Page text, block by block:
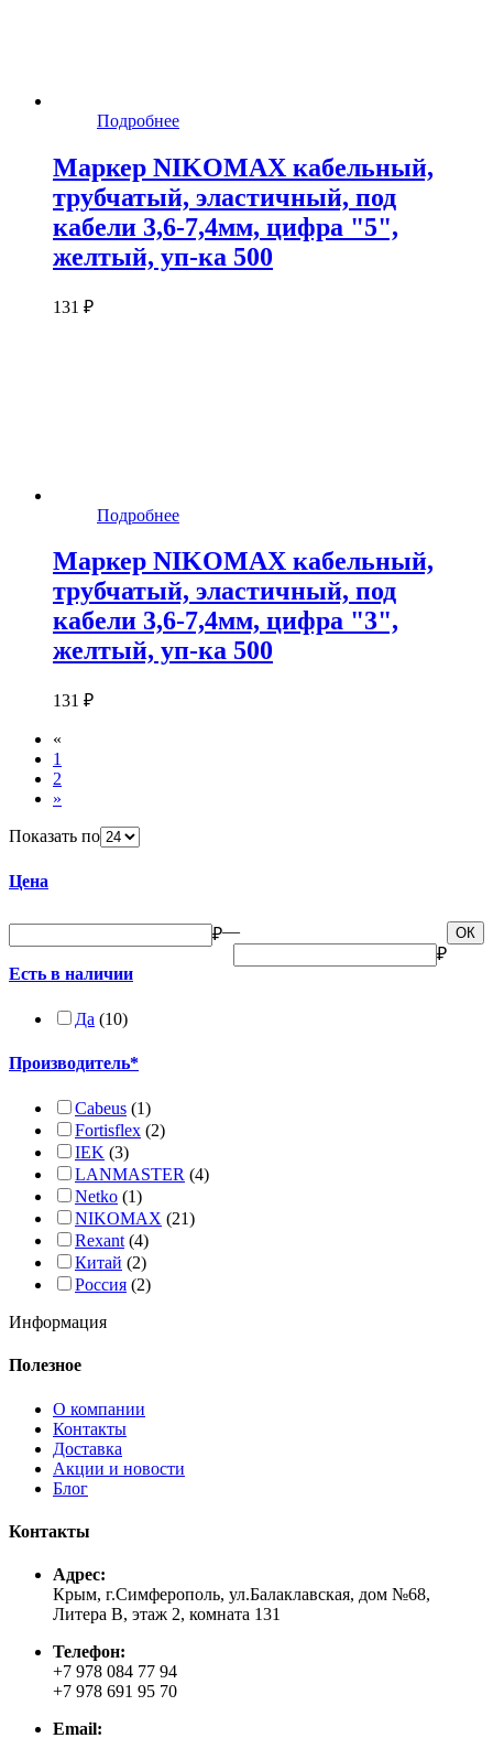
Подробнее
Маркер NIKOMAX кабельный,
трубчатый, эластичный, под
кабели 3,6-7,4мм, цифра "5",
желтый, уп-ка 500
131 ₽
Подробнее
Маркер NIKOMAX кабельный,
трубчатый, эластичный, под
кабели 3,6-7,4мм, цифра "3",
желтый, уп-ка 500
131 ₽
«
1
2
»
Показать по
Цена
₽— ОК
₽
Есть в наличии
Да (10)
Производитель*
Cabeus (1)
Fortisflex (2)
IEK (3)
LANMASTER (4)
Netko (1)
NIKOMAX (21)
Rexant (4)
Китай (2)
Россия (2)
Информация
Полезное
О компании
Контакты
Доставка
Акции и новости
Блог
Контакты
Адрес:
Крым, г.Симферополь, ул.Балаклавская, дом №68,
Литера В, этаж 2, комната 131
Телефон:
+7 978 084 77 94
+7 978 691 95 70
Email: